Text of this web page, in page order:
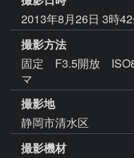
2013年8月26日 3時
撮影方法
固定 F3.5開放
マ
撮影地
静岡市清水区
撮影機材